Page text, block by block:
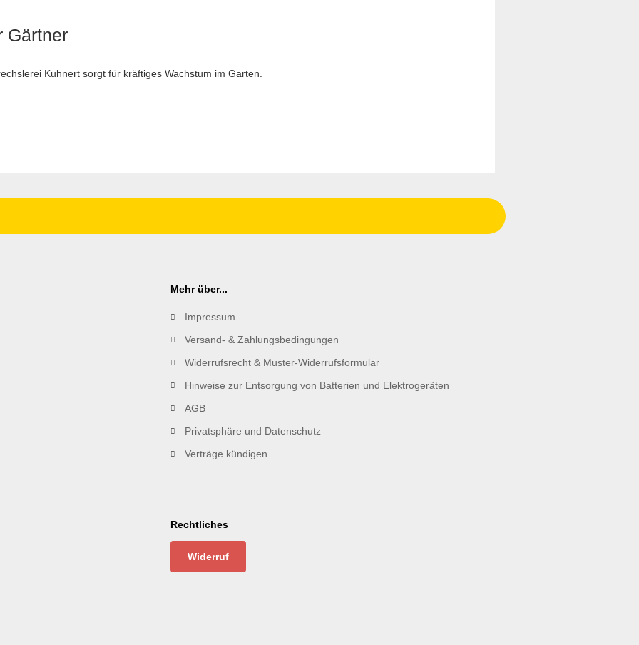
Gärtner
Kuhnert sorgt für kräftiges Wachstum im Garten.
Mehr über...
Impressum
Versand- & Zahlungsbedingungen
Widerrufsrecht & Muster-Widerrufsformular
Hinweise zur Entsorgung von Batterien und Elektrogeräten
AGB
Privatsphäre und Datenschutz
Verträge kündigen
Rechtliches
Widerruf